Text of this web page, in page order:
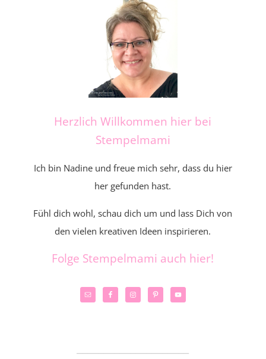
Herzlich Willkommen hier bei
Stempelmami
Ich bin Nadine und freue mich sehr, dass du hier
her gefunden hast.
Fühl dich wohl, schau dich um und lass Dich von
den vielen kreativen Ideen inspirieren.
Folge Stempelmami auch hier!